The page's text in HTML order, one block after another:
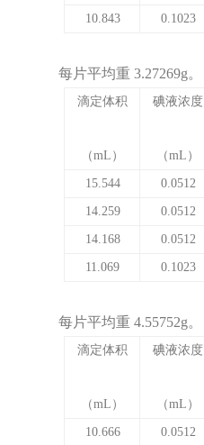
10.843 0.1023
每片平均重3.27269g。
滴定体积
（mL ）
碘液浓度
（mL ）
15.544 0.0512
14.259 0.0512
14.168 0.0512
11.069 0.1023
每片平均重4.55752g。
滴定体积
（mL ）
碘液浓度
（mL ）
10.666 0.0512